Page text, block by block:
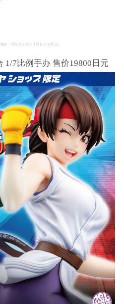
1/7比例手办 售价19800日元